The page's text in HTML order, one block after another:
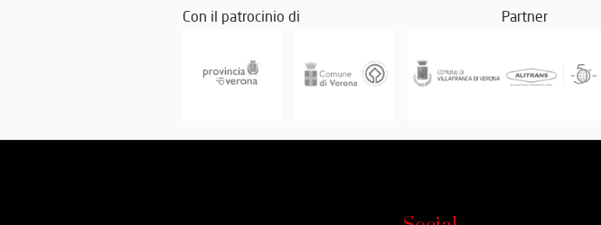
Con il patrocinio di Partner